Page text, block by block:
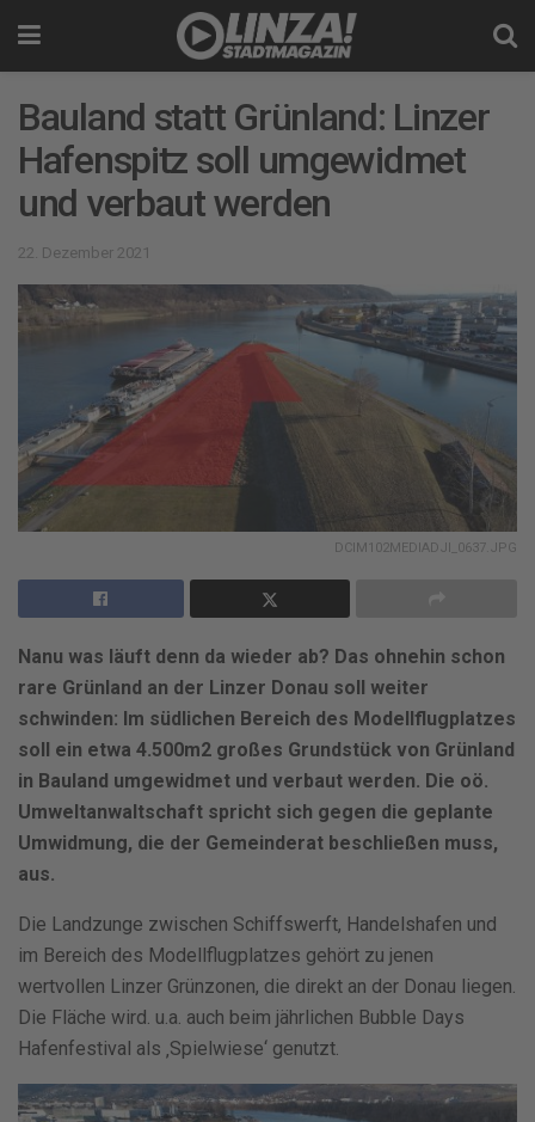
Bauland statt Grünland: Linzer
Hafenspitz soll umgewidmet
und verbaut werden
22. Dezember 2021
DCIM102MEDIADJI_0637.JPG
Nanu was läuft denn da wieder ab? Das ohnehin schon
rare Grünland an der Linzer Donau soll weiter
schwinden: Im südlichen Bereich des Modellflugplatzes
soll ein etwa 4.500m2 großes Grundstück von Grünland
in Bauland umgewidmet und verbaut werden. Die oö.
Umweltanwaltschaft spricht sich gegen die geplante
Umwidmung, die der Gemeinderat beschließen muss,
aus.
Die Landzunge zwischen Schiffswerft, Handelshafen und
im Bereich des Modellflugplatzes gehört zu jenen
wertvollen Linzer Grünzonen, die direkt an der Donau liegen.
Die Fläche wird. u.a. auch beim jährlichen Bubble Days
Hafenfestival als ‚Spielwiese‘ genutzt.